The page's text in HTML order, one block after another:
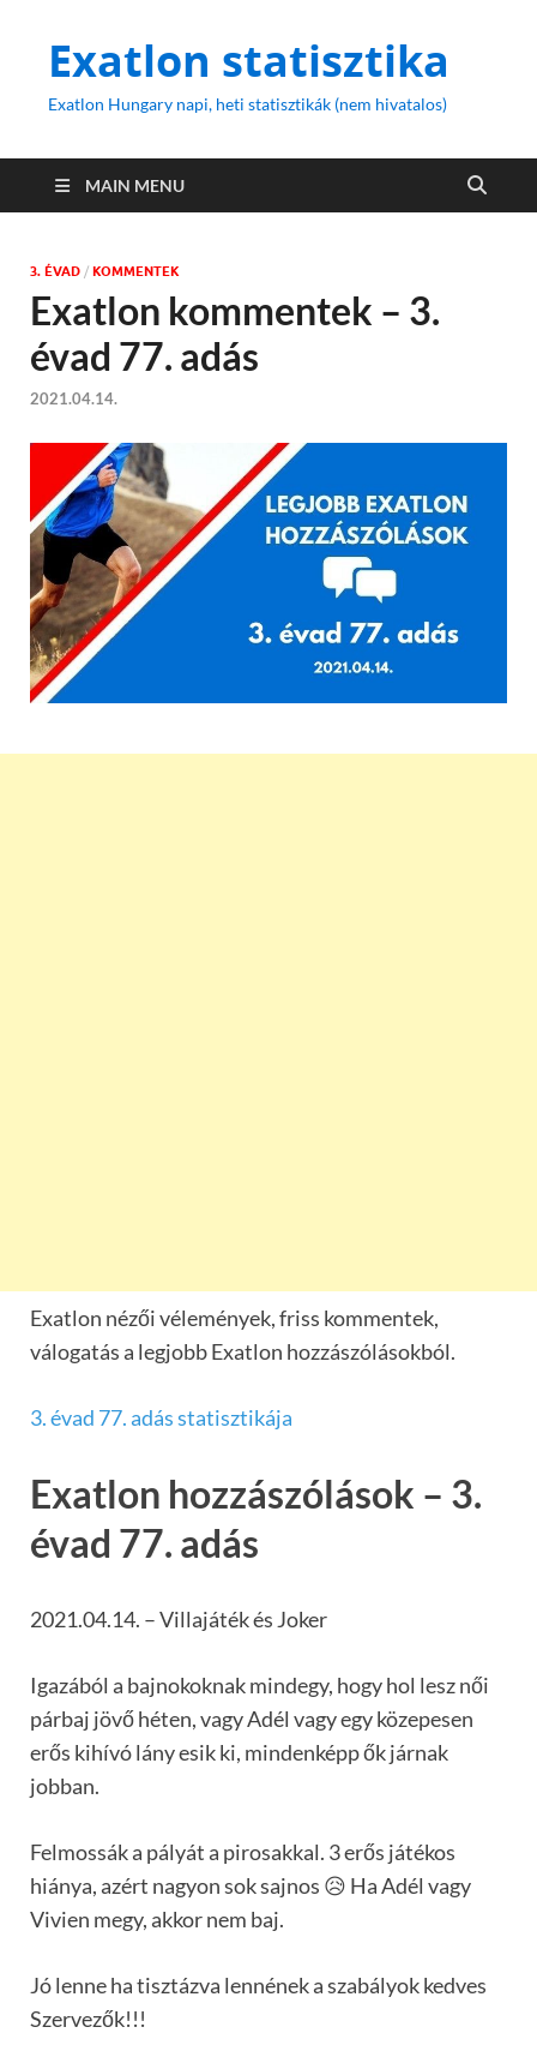
Exatlon statisztika
Exatlon Hungary napi, heti statisztikák (nem hivatalos)
MAIN MENU
3. ÉVAD / KOMMENTEK
Exatlon kommentek – 3.
évad 77. adás
2021.04.14.
Exatlon nézői vélemények, friss kommentek,
válogatás a legjobb Exatlon hozzászólásokból.
3. évad 77. adás statisztikája
Exatlon hozzászólások – 3.
évad 77. adás
2021.04.14. – Villajáték és Joker
Igazából a bajnokoknak mindegy, hogy hol lesz női
párbaj jövő héten, vagy Adél vagy egy közepesen
erős kihívó lány esik ki, mindenképp ők járnak
jobban.
Felmossák a pályát a pirosakkal. 3 erős játékos
hiánya, azért nagyon sok sajnos 😥 Ha Adél vagy
Vivien megy, akkor nem baj.
Jó lenne ha tisztázva lennének a szabályok kedves
Szervezők!!!